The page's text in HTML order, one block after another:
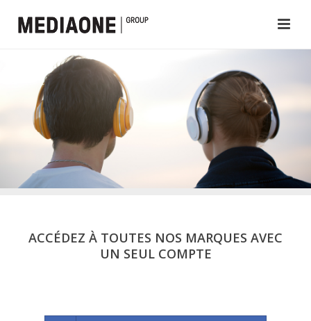
ACCÉDEZ À TOUTES NOS MARQUES AVEC
UN SEUL COMPTE